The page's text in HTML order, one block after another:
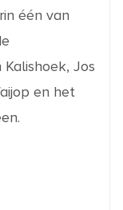
één van
Jos
en het